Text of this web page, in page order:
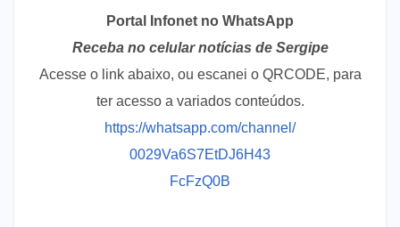
Portal Infonet no WhatsApp
Receba no celular notícias de Sergipe
Acesse o link abaixo, ou escanei o QRCODE, para
ter acesso a variados conteúdos.
https://whatsapp.com/channel/
0029Va6S7EtDJ6H43
FcFzQ0B